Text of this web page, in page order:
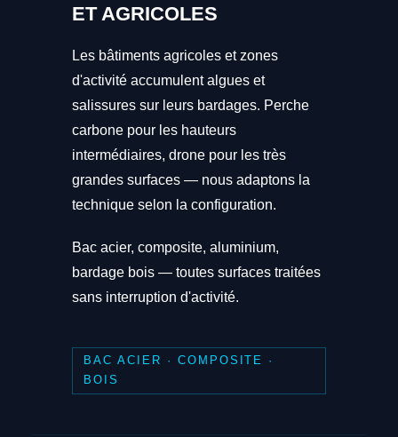
ET AGRICOLES
Les bâtiments agricoles et zones
d'activité accumulent algues et
salissures sur leurs bardages. Perche
carbone pour les hauteurs
intermédiaires, drone pour les très
grandes surfaces — nous adaptons la
technique selon la configuration.
Bac acier, composite, aluminium,
bardage bois — toutes surfaces traitées
sans interruption d'activité.
BAC ACIER · COMPOSITE ·
BOIS